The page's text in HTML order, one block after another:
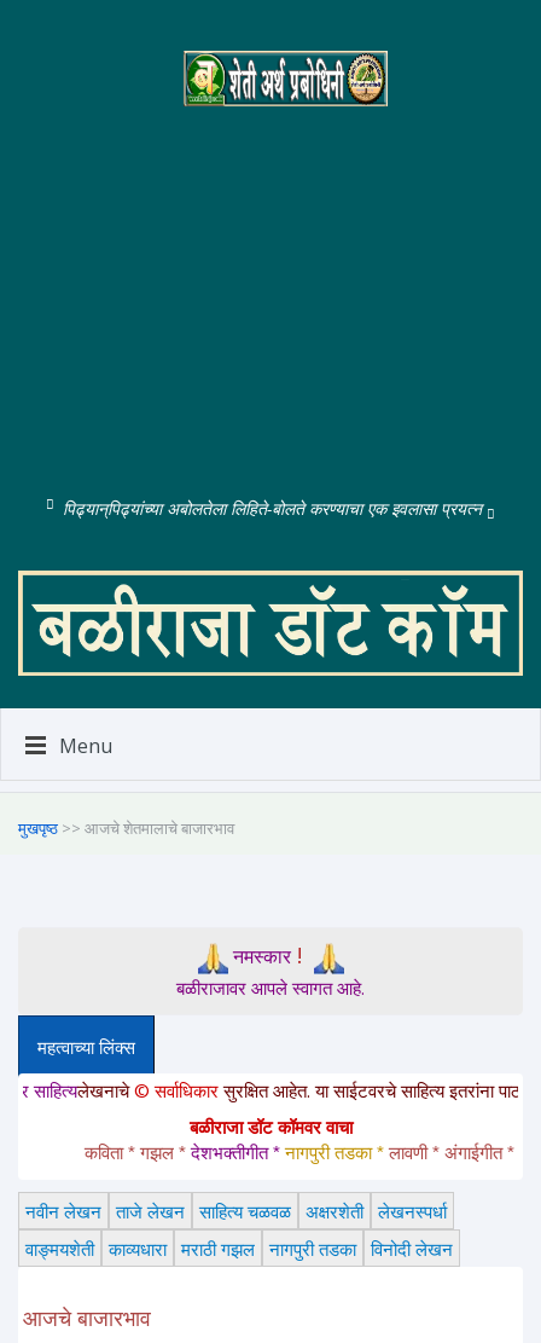
पिढ्यान्‌पिढ्यांच्या अबोलतेला लिहिते-बोलते करण्याचा एक इवलासा प्रयत्न
Menu
मुखपृष्ठ >> आजचे शेतमालाचे बाजारभाव
नमस्कार!
बळीराजावर आपले स्वागत आहे.
महत्वाच्या लिंक्स
लेखनाचे© सर्वाधिकारसुरक्षित आहेत. या साईटवरचे साहित्य इतरांना पाठवायचे
बळीराजा डॉट कॉमवर वाचा
कविता * गझल * देशभक्तीगीत * नागपुरी तडका * लावणी * अंगाईगीत *
नवीन लेखन ताजे लेखन साहित्य चळवळ अक्षरशेती लेखनस्पर्धा
वाङ्मयशेती काव्यधारा मराठी गझल नागपुरी तडका विनोदी लेखन
आजचे बाजारभाव